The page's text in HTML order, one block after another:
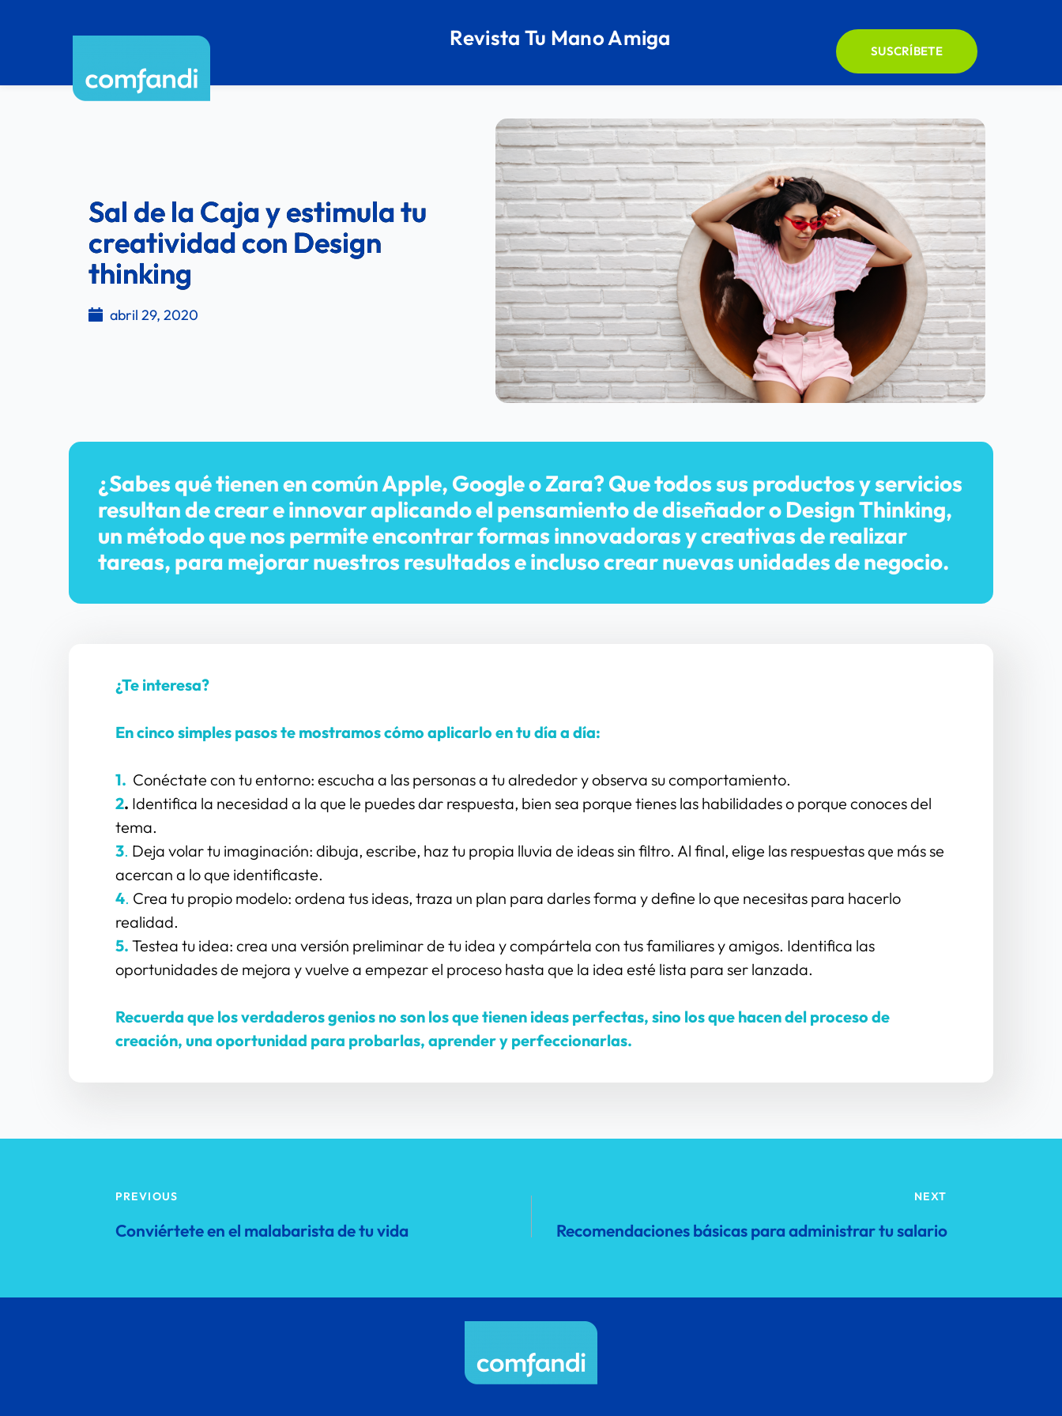
Revista Tu Mano Amiga
SUSCRÍBETE
Sal de la Caja y estimula tu
creatividad con Design
thinking
abril 29, 2020
¿Sabes qué tienen en común Apple, Google o Zara? Que todos sus productos y servicios
resultan de crear e innovar aplicando el pensamiento de diseñador o Design Thinking,
un método que nos permite encontrar formas innovadoras y creativas de realizar
tareas, para mejorar nuestros resultados e incluso crear nuevas unidades de negocio.
¿Te interesa?
En cinco simples pasos te mostramos cómo aplicarlo en tu día a día:
1. Conéctate con tu entorno: escucha a las personas a tu alrededor y observa su comportamiento.
2. Identifica la necesidad a la que le puedes dar respuesta, bien sea porque tienes las habilidades o porque conoces del
tema.
3. Deja volar tu imaginación: dibuja, escribe, haz tu propia lluvia de ideas sin filtro. Al final, elige las respuestas que más se
acercan a lo que identificaste.
4. Crea tu propio modelo: ordena tus ideas, traza un plan para darles forma y define lo que necesitas para hacerlo
realidad.
5. Testea tu idea: crea una versión preliminar de tu idea y compártela con tus familiares y amigos. Identifica las
oportunidades de mejora y vuelve a empezar el proceso hasta que la idea esté lista para ser lanzada.
Recuerda que los verdaderos genios no son los que tienen ideas perfectas, sino los que hacen del proceso de
creación, una oportunidad para probarlas, aprender y perfeccionarlas.
PREVIOUS NEXT
Conviértete en el malabarista de tu vida Recomendaciones básicas para administrar tu salario